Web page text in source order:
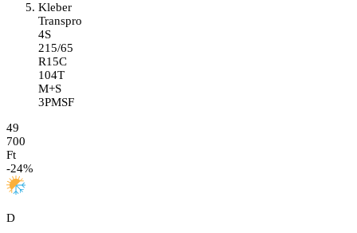
Kleber
Transpro
4S
215/65
R15C
104T
M+S
3PMSF
49
700
Ft
-24%
D